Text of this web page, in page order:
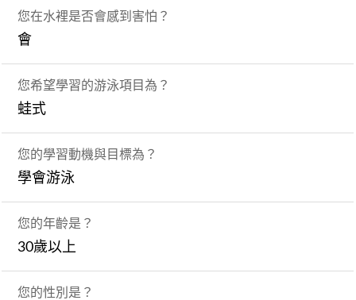
您在水裡是否會感到害怕？
會
您希望學習的游泳項目為？
蛙式
您的學習動機與目標為？
學會游泳
您的年齡是？
30歲以上
您的性別是？